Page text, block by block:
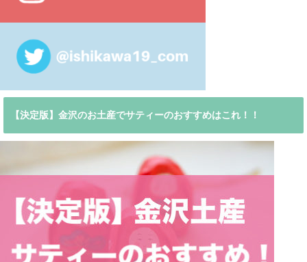
【決定版】金沢のお土産でサティーのおすすめはこれ！！